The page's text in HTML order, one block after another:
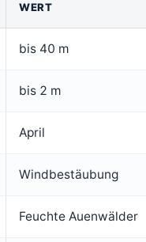
WERT
bis 40 m
bis 2 m
April
Windbestäubung
Feuchte Auenwälder